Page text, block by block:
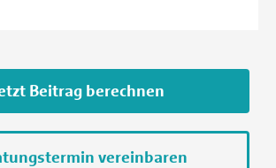
Beitrag berechnen
vereinbaren